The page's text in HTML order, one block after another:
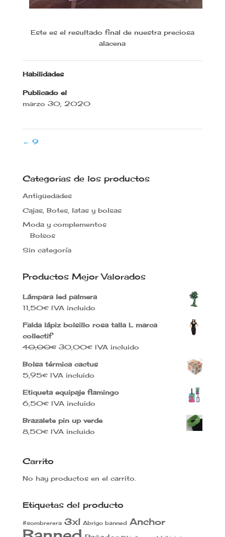
Este es el resultado final de nuestra preciosa
alacena
Habilidades
Publicado el
marzo 30, 2020
← 9
Categorias de los productos
Antigüedades
Cajas, Botes, latas y bolsas
Moda y complementos
Bolsos
Sin categoría
Productos Mejor Valorados
Lámpara led palmera
11,50€ IVA incluido
Falda lápiz bolsillo rosa talla L marca
collectif
40,00€ El
original
era:
40,00€.
30,00€El
actual
es:
30,00€.
IVA incluido
Bolsa térmica cactus
5,95€ IVA incluido
Etiqueta equipaje flamingo
6,50€ IVA incluido
Brazalete pin up verde
8,50€ IVA incluido
Carrito
No hay productos en el carrito.
Etiquetas del producto
#sombrerera 3xl Abrigo banned Anchor